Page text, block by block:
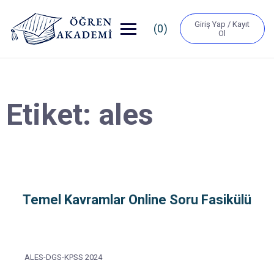
(0)
Giriş Yap / Kayıt
Ol
Etiket: ales
Temel Kavramlar Online Soru Fasikülü
ALES-DGS-KPSS 2024